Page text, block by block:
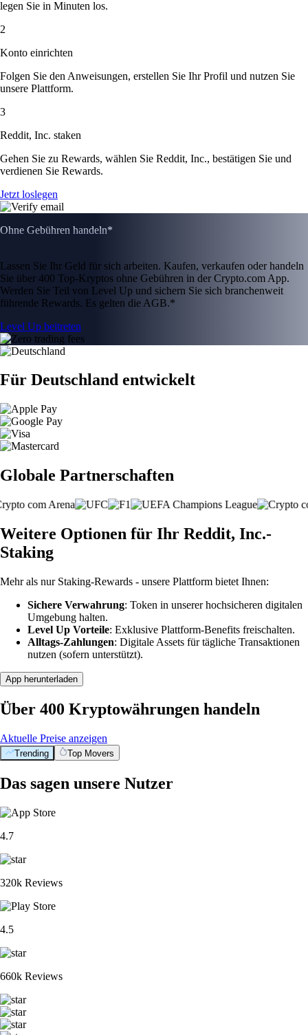
legen Sie in Minuten los.
2
Konto einrichten
Folgen Sie den Anweisungen, erstellen Sie Ihr Profil und nutzen Sie
unsere Plattform.
3
Reddit, Inc. staken
Gehen Sie zu Rewards, wählen Sie Reddit, Inc., bestätigen Sie und
verdienen Sie Rewards.
Jetzt loslegen
Ohne Gebühren handeln*
Lassen Sie Ihr Geld für sich arbeiten. Kaufen, verkaufen oder handeln
Sie über 400 Top-Kryptos ohne Gebühren in der Crypto.com App.
Werden Sie Teil von Level Up und sichern Sie sich branchenweit
führende Rewards. Es gelten die AGB.*
Level Up beitreten
Für Deutschland entwickelt
Globale Partnerschaften
Weitere Optionen für Ihr Reddit, Inc.-
Staking
Mehr als nur Staking-Rewards - unsere Plattform bietet Ihnen:
Sichere Verwahrung: Token in unserer hochsicheren digitalen
Umgebung halten.
Level Up Vorteile: Exklusive Plattform-Benefits freischalten.
Alltags-Zahlungen: Digitale Assets für tägliche Transaktionen
nutzen (sofern unterstützt).
App herunterladen
Über 400 Kryptowährungen handeln
Aktuelle Preise anzeigen
Trending Top Movers
Das sagen unsere Nutzer
4.7
320k Reviews
4.5
660k Reviews